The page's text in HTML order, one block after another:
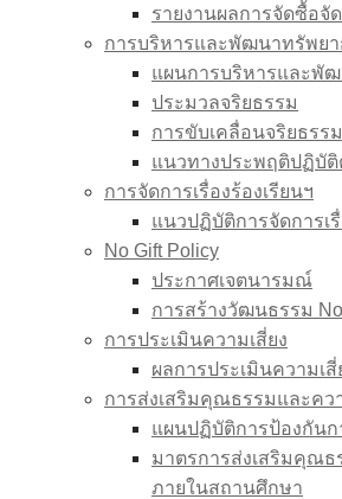
รายงานผลการจัดซื้อจั
การบริหารและพัฒนาทรัพย
แผนการบริหารและพั
ประมวลจริยธรรม
การขับเคลื่อนจริยธรรม
แนวทางประพฤติปฏิบั
การจัดการเรื่องร้องเรียนฯ
แนวปฏิบัติการจัดการเรื่
No Gift Policy
ประกาศเจตนารมณ์
การสร้างวัฒนธรรม
การประเมินความเสี่ยง
ผลการประเมินความเสี่
การส่งเสริมคุณธรรมและคว
แผนปฏิบัติการป้องกันก
มาตรการส่งเสริมคุณธ
ภายในสถานศึกษา